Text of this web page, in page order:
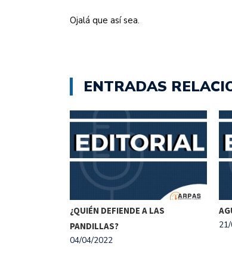
Ojalá que así sea.
ENTRADAS
¿QUIÉN DEFIENDE A LAS
PANDILLAS?
04/04/2022